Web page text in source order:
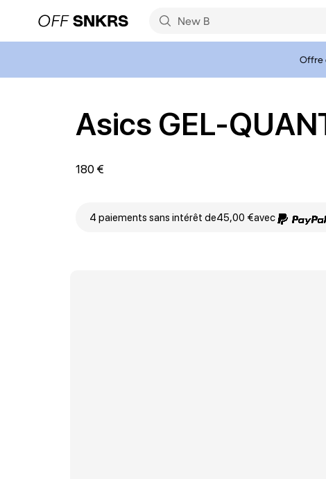
Offre
Asics GEL-
180 €
4 paiements sans intérêt de45,00 €avec